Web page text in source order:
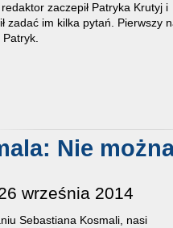
zaczepił Patryka Krutyj i
zadać im kilka pytań. Pierwszy
Nie
września 2014
Sebastiana Kosmali, nasi